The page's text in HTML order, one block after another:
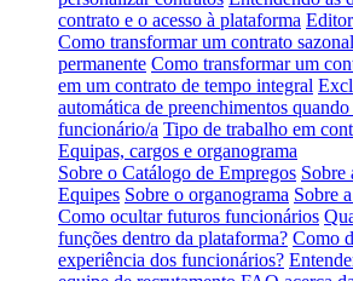
contrato e o acesso à plataforma
Como transformar um contrato
permanente Como transformar um
em um contrato de tempo integral
automática de preenchimentos
funcionário/a Tipo de trabalho em
Equipas, cargos e organograma
Sobre o Catálogo de Empregos Sobre
Equipes Sobre o organograma Sobre
Como ocultar futuros funcionários
funções dentro da plataforma? Como
experiência dos funcionários?